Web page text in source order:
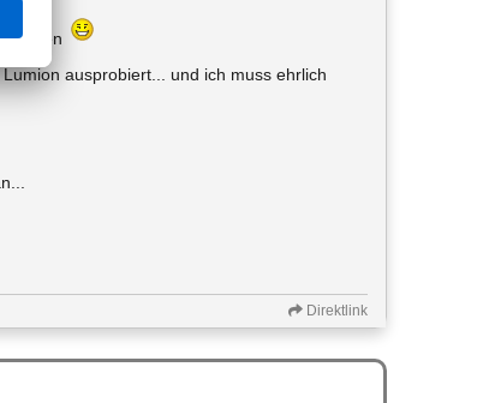
haben
ausprobiert... und ich muss ehrlich
Direktlink